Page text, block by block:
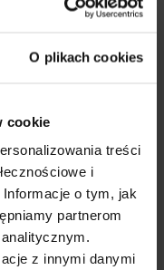
O plikach cookies
cookie
treści
i
o tym, jak
partnerom
z innymi danymi